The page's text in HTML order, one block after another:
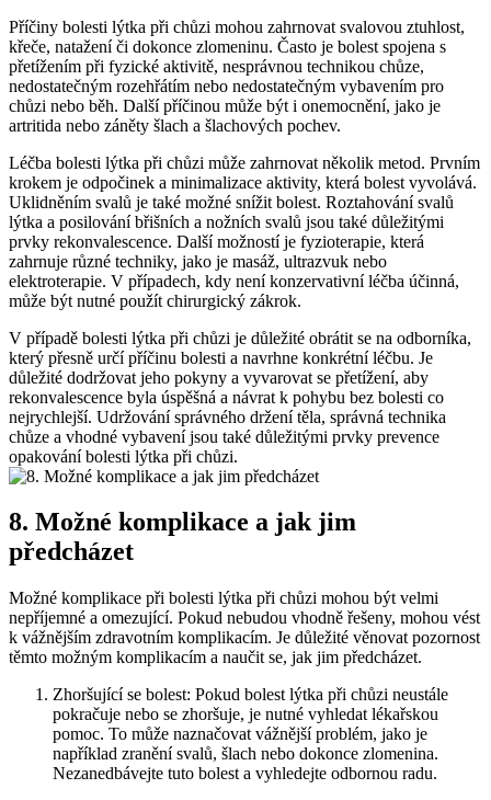
Příčiny bolesti lýtka při chůzi mohou zahrnovat svalovou ztuhlost,
křeče, natažení či dokonce zlomeninu. Často je bolest spojena s
přetížením při fyzické aktivitě, nesprávnou technikou chůze,
nedostatečným rozehřátím nebo nedostatečným vybavením pro
chůzi nebo běh. Další příčinou může být i onemocnění, jako je
artritida nebo záněty šlach a šlachových pochev.
Léčba bolesti lýtka při chůzi může zahrnovat několik metod. Prvním
krokem je odpočinek a minimalizace aktivity, která bolest vyvolává.
Uklidněním svalů je také možné snížit bolest. Roztahování svalů
lýtka a posilování břišních a nožních svalů jsou také důležitými
prvky rekonvalescence. Další možností je fyzioterapie, která
zahrnuje různé techniky, jako je masáž, ultrazvuk nebo
elektroterapie. V případech, kdy není konzervativní léčba účinná,
může být nutné použít chirurgický zákrok.
V případě bolesti lýtka při chůzi je důležité obrátit se na odborníka,
který přesně určí příčinu bolesti a navrhne konkrétní léčbu. Je
důležité dodržovat jeho pokyny a vyvarovat se přetížení, aby
rekonvalescence byla úspěšná a návrat k pohybu bez bolesti co
nejrychlejší. Udržování správného držení těla, správná technika
chůze a vhodné vybavení jsou také důležitými prvky prevence
opakování bolesti lýtka při chůzi.
8. Možné komplikace a jak jim
předcházet
Možné komplikace při bolesti lýtka při chůzi mohou být velmi
nepříjemné a omezující. Pokud nebudou vhodně řešeny, mohou vést
k vážnějším zdravotním komplikacím. Je důležité věnovat pozornost
těmto možným komplikacím a naučit se, jak jim předcházet.
Zhoršující se bolest: Pokud bolest lýtka při chůzi neustále
pokračuje nebo se zhoršuje, je nutné vyhledat lékařskou
pomoc. To může naznačovat vážnější problém, jako je
například zranění svalů, šlach nebo dokonce zlomenina.
Nezanedbávejte tuto bolest a vyhledejte odbornou radu.